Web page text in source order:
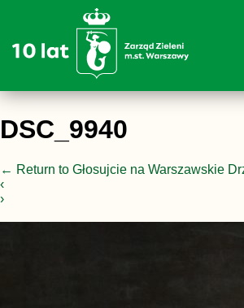
DSC_9940
← Return to Głosujcie na Warszawskie
‹
›